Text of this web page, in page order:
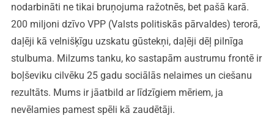
nodarbināti ne tikai bruņojuma ražotnēs, bet pašā karā.
200 miljoni dzīvo VPP (Valsts politiskās pārvaldes) terorā,
daļēji kā velnišķīgu uzskatu gūstekņi, daļēji dēļ pilnīga
stulbuma. Milzums tanku, ko sastapām austrumu frontē ir
boļševiku cilvēku 25 gadu sociālās nelaimes un ciešanu
rezultāts. Mums ir jāatbild ar līdzīgiem mēriem, ja
nevēlamies pamest spēli kā zaudētāji.